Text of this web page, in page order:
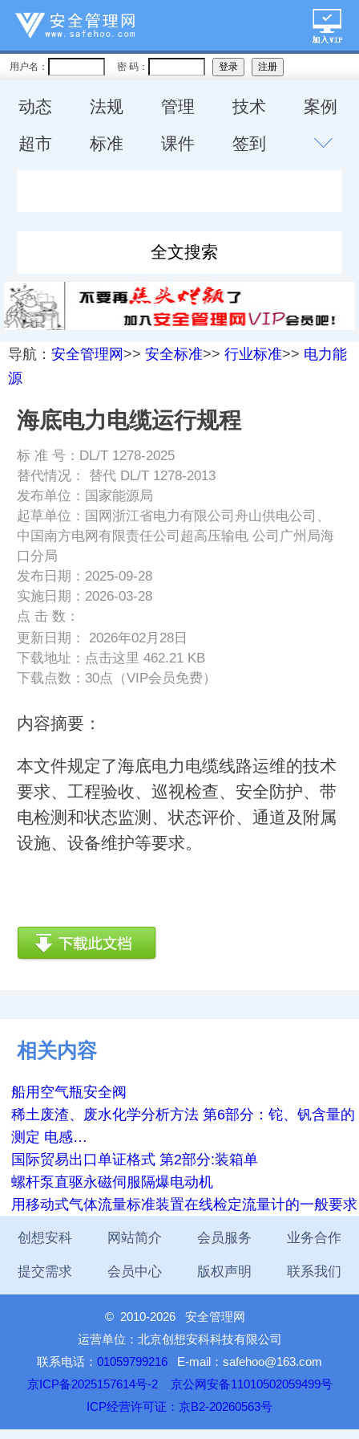
用户名： 密 码：
动态 法规 管理 技术
案例
超市
标准 课件 签到
导航： 安全管理网 >> 安全标准>> 行业标准>> 电力能
源
海底电力电缆运行规程
标 准 号：DL/T 1278-2025
替代情况： 替代 DL/T 1278-2013
发布单位：国家能源局
起草单位：国网浙江省电力有限公司舟山供电公司、
中国南方电网有限责任公司超高压输电 公司广州局海
口分局
发布日期：2025-09-28
实施日期：2026-03-28
点 击 数：
更新日期： 2026年02月28日
下载地址： 点击这里 462.21 KB
下载点数：30点（VIP会员免费）
内容摘要：
本文件规定了海底电力电缆线路运维的技术
要求、工程验收、巡视检查、安全防护、带
电检测和状态监测、状态评价、通道及附属
设施、设备维护等要求。
相关内容
船用空气瓶安全阀
稀土废渣、废水化学分析方法 第6部分：铊、钒含量的
测定 电感…
国际贸易出口单证格式 第2部分:装箱单
螺杆泵直驱永磁伺服隔爆电动机
用移动式气体流量标准装置在线检定流量计的一般要求
创想安科 网站简介 会员服务 业务合作
提交需求 会员中心 版权声明 联系我们
© 2010-2026 安全管理网
运营单位：北京创想安科科技有限公司
联系电话： 01059799216 E-mail：safehoo@163.com
京ICP备2025157614号-2
京公网安备11010502059499号
ICP经营许可证：京B2-20260563号